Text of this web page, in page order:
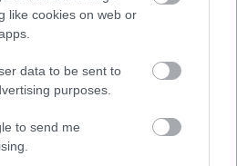
like cookies on web or
data to be sent to
purposes.
to send me
42 προορισμών απ' όλο τον
(89 ευρώ).